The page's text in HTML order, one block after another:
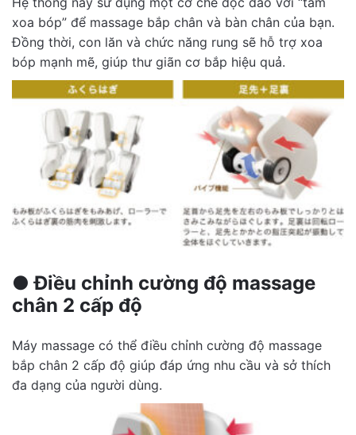
xoa bóp” để massage bắp chân và bàn chân của bạn.
Đồng thời, con lăn và chức năng rung sẽ hỗ trợ xoa
bóp mạnh mẽ, giúp thư giãn cơ bắp hiệu quả.
●Điều chỉnh cường độ massage
chân 2 cấp độ
Máy massage có thể điều chỉnh cường độ massage
bắp chân 2 cấp độ giúp đáp ứng nhu cầu và sở thích
đa dạng của người dùng.